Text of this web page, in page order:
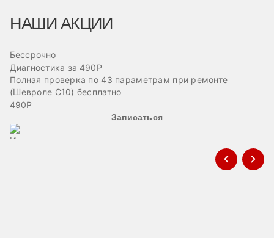
НАШИ АКЦИИ
Бессрочно
Диагностика за 490Р
Полная проверка по 43 параметрам при ремонте
(Шевроле С10) бесплатно
490Р
Записаться